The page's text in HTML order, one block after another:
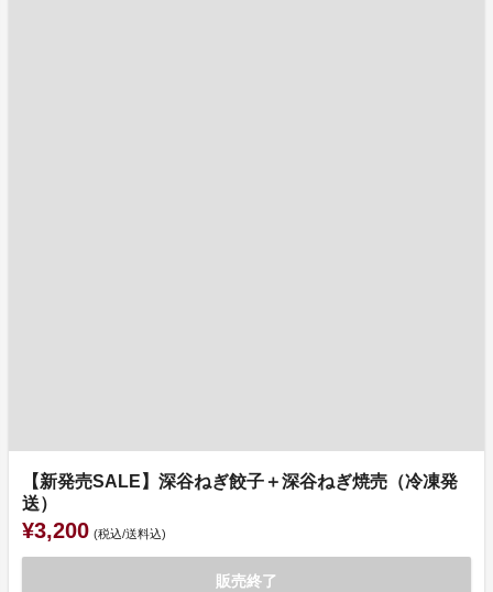
【新発売SALE】深谷ねぎ餃子＋深谷ねぎ焼売（冷凍発
送）
¥3,200 (税込/送料込)
販売終了